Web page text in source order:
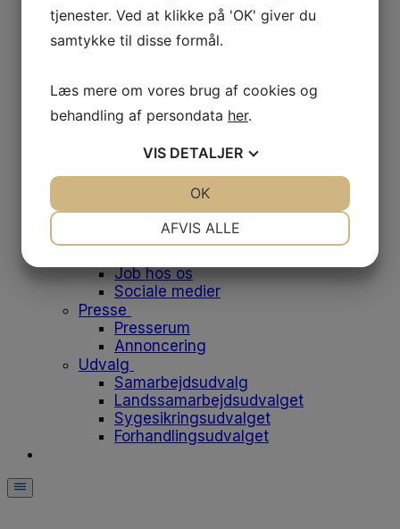
Studiemedlemskab
Medlemsfordele for studerende
Om os
Danske Fodterapeuter
Om foreningen
Vores historie
Medarbejdere
Frivilliggrupper
Mærkesager
Job hos os
Sociale medier
Presse
Presserum
Annoncering
Udvalg
Samarbejdsudvalg
Landssamarbejdsudvalget
Sygesikringsudvalget
Forhandlingsudvalget
tjenester. Ved at klikke på 'OK' giver du
samtykke til disse formål.
Læs mere om vores brug af cookies og
behandling af persondata her.
VIS DETALJER
MARKETING
AFVIS ALLE
OK